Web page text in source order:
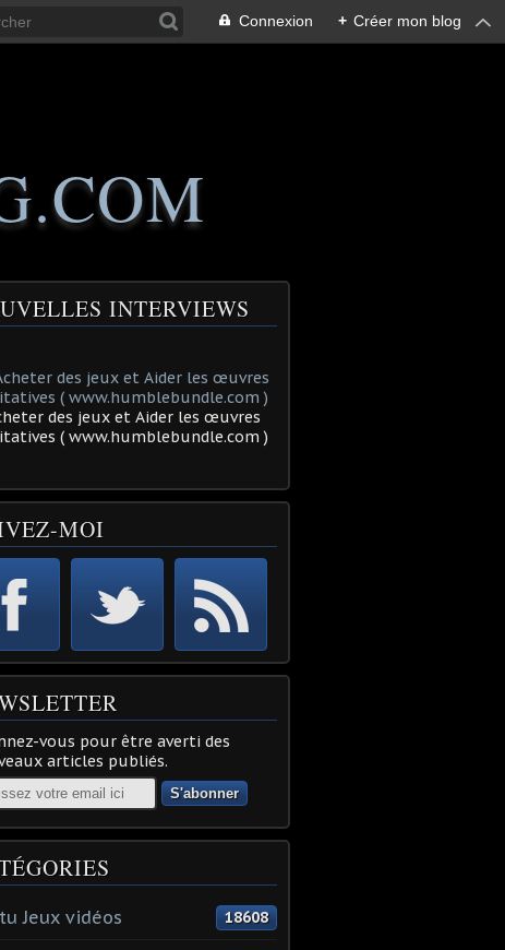
Connexion + Créer mon blog
INTERVIEWS
des jeux et Aider les œuvres
( www.humblebundle.com )
MOI
vous pour être averti des
articles publiés.
Jeux vidéos 18608